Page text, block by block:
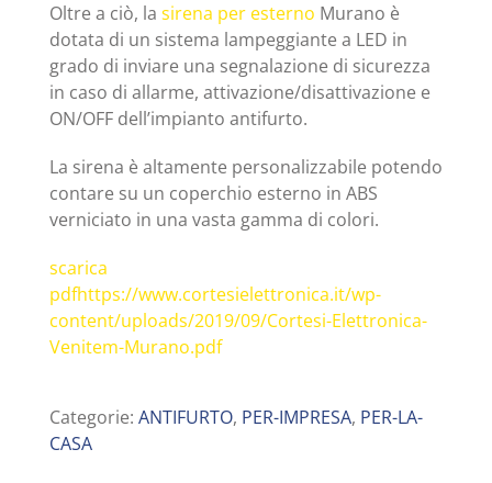
Oltre a ciò, la sirena per esterno Murano è
dotata di un sistema lampeggiante a LED in
grado di inviare una segnalazione di sicurezza
in caso di allarme, attivazione/disattivazione e
ON/OFF dell’impianto antifurto.
La sirena è altamente personalizzabile potendo
contare su un coperchio esterno in ABS
verniciato in una vasta gamma di colori.
scarica
pdfhttps://www.cortesielettronica.it/wp-
content/uploads/2019/09/Cortesi-Elettronica-
Venitem-Murano.pdf
Categorie: ANTIFURTO, PER-IMPRESA, PER-LA-
CASA